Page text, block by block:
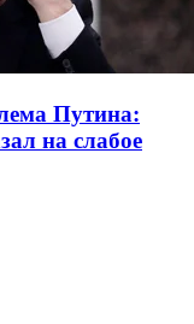
Путина:
на слабое